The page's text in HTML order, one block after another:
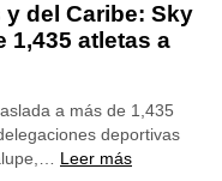
del Caribe: Sky
1,435 atletas a
a más de 1,435
deportivas
Leer más